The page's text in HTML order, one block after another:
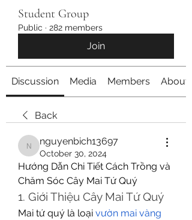
Student Group
Public · 282 members
Join
Discussion Media Members About
Back
nguyenbich13697
nguyenbich13697
October 30, 2024
Hướng Dẫn Chi Tiết Cách Trồng và
Chăm Sóc Cây Mai Tứ Quý
1. Giới Thiệu Cây Mai Tứ Quý
Mai tứ quý là loại vườn mai vàng